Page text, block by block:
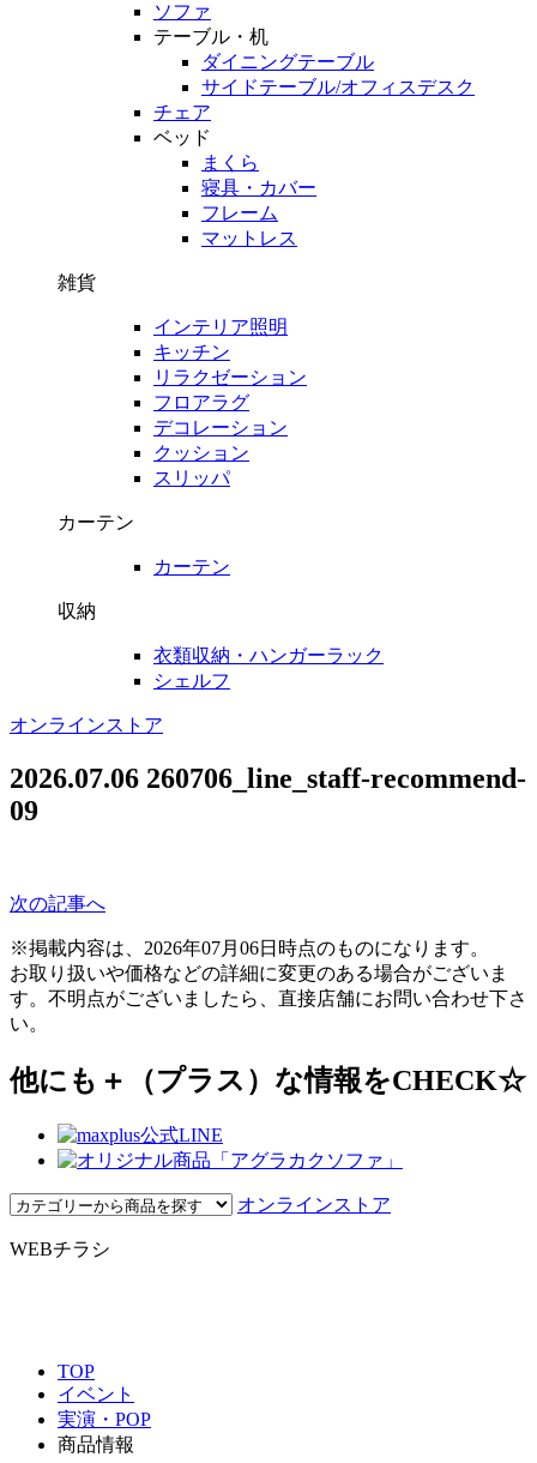
ソファ
テーブル・机
ダイニングテーブル
サイドテーブル/オフィスデスク
チェア
ベッド
まくら
寝具・カバー
フレーム
マットレス
雑貨
インテリア照明
キッチン
リラクゼーション
フロアラグ
デコレーション
クッション
スリッパ
カーテン
カーテン
収納
衣類収納・ハンガーラック
シェルフ
オンラインストア
2026.07.06 260706_line_staff-recommend-
09
次の記事へ
※掲載内容は、2026年07月06日時点のものになります。
お取り扱いや価格などの詳細に変更のある場合がございま
す。不明点がございましたら、直接店舗にお問い合わせ下さ
い。
他にも＋（プラス）な情報をCHECK☆
オンラインストア
WEBチラシ
TOP
イベント
実演・POP
商品情報